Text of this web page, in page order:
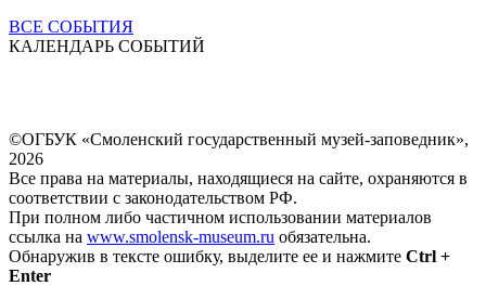
ВСЕ СОБЫТИЯ
КАЛЕНДАРЬ СОБЫТИЙ
©ОГБУК «Смоленский государственный музей-заповедник»,
2026
Все права на материалы, находящиеся на сайте, охраняются в
соответствии с законодательством РФ.
При полном либо частичном использовании материалов
ссылка на www.smolensk-museum.ru обязательна.
Обнаружив в тексте ошибку, выделите ее и нажмите Ctrl +
Enter